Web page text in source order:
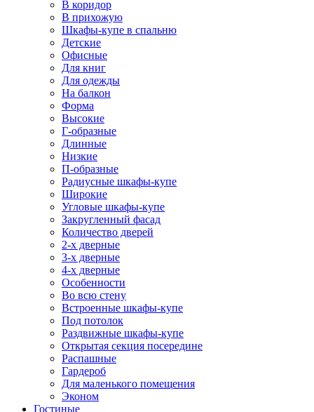
В коридор
В прихожую
Шкафы-купе в спальню
Детские
Офисные
Для книг
Для одежды
На балкон
Форма
Высокие
Г-образные
Длинные
Низкие
П-образные
Радиусные шкафы-купе
Широкие
Угловые шкафы-купе
Закругленный фасад
Количество дверей
2-х дверные
3-х дверные
4-х дверные
Особенности
Во всю стену
Встроенные шкафы-купе
Под потолок
Раздвижные шкафы-купе
Открытая секция посередине
Распашные
Гардероб
Для маленького помещения
Эконом
Гостиные